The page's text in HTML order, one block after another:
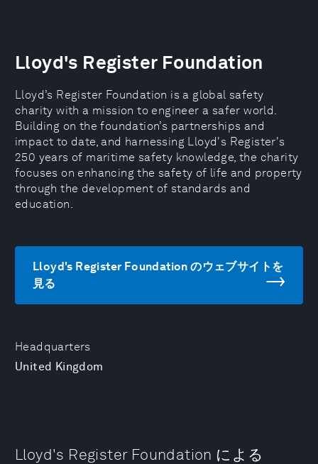
Headquarters
United Kingdom
Lloyd's Register Foundation
Lloyd’s Register Foundation is a global safety
charity with a mission to engineer a safer world.
Building on the foundation’s partnerships and
impact to date, and harnessing Lloyd's Register's
250 years of maritime safety knowledge, the charity
focuses on enhancing the safety of life and property
through the development of standards and
education.
Lloyd's Register Foundation のウェブサイトを
見る
Lloyd's Register Foundation による